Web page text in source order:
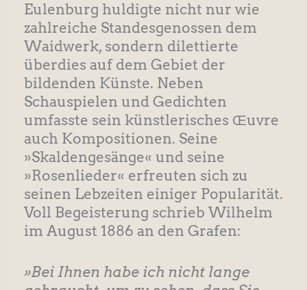
Eulenburg huldigte nicht nur wie
zahlreiche Standesgenossen dem
Waidwerk, sondern dilettierte
überdies auf dem Gebiet der
bildenden Künste. Neben
Schauspielen und Gedichten
umfasste sein künstlerisches Œuvre
auch Kompositionen. Seine
»Skaldengesänge« und seine
»Rosenlieder« erfreuten sich zu
seinen Lebzeiten einiger Popularität.
Voll Begeisterung schrieb Wilhelm
im August 1886 an den Grafen:
»Bei Ihnen habe ich nicht lange